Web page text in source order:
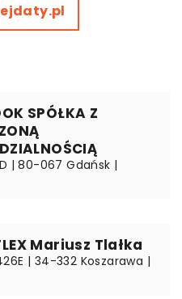
SPÓŁKA Z
| 80-067 Gdańsk |
Mariusz Tlałka
| 34-332 Koszarawa |